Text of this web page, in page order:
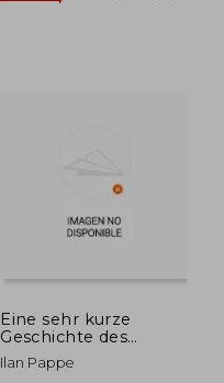
Eine sehr kurze
Geschichte des
Israelisch-
Palästinensischen
Ilan Pappe